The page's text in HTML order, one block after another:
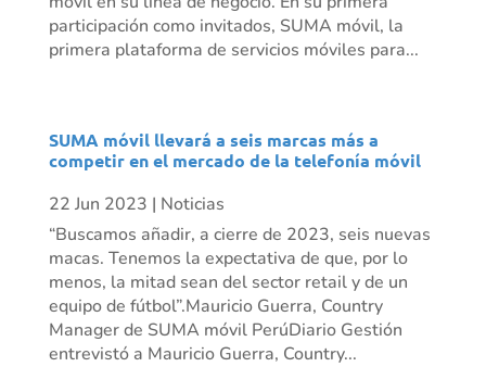
participación como invitados, SUMA móvil, la
primera plataforma de servicios móviles para...
SUMA móvil llevará a seis marcas más a
competir en el mercado de la telefonía móvil
22 Jun 2023 | Noticias
“Buscamos añadir, a cierre de 2023, seis nuevas
macas. Tenemos la expectativa de que, por lo
menos, la mitad sean del sector retail y de un
equipo de fútbol”.Mauricio Guerra, Country
Manager de SUMA móvil PerúDiario Gestión
entrevistó a Mauricio Guerra, Country...